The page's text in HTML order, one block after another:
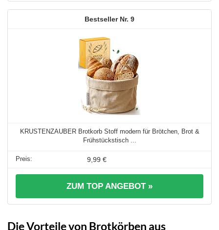
9
KRUSTENZAUBER Brotkorb Stoff modern für Brötchen, Brot &
Frühstückstisch ...
9,99 €
ZUM TOP ANGEBOT »
Die Vorteile von Brotkörben aus